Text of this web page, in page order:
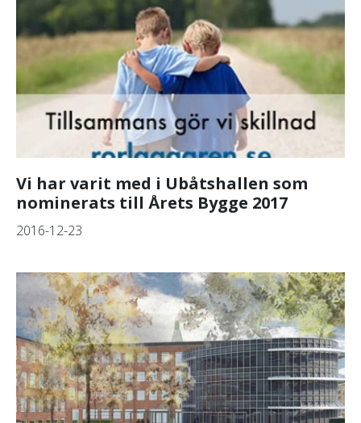
Vi har varit med i Ubåtshallen som
nominerats till Årets Bygge 2017
2016-12-23